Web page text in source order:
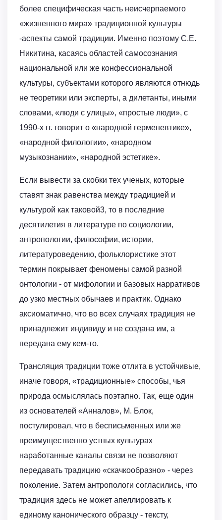
более специфическая часть неисчерпаемого
«жизненного мира» традиционной культуры
-аспекты самой традиции. Именно поэтому С.Е.
Никитина, касаясь областей самосознания
национальной или же конфессиональной
культуры, субъектами которого являются отнюдь
не теоретики или эксперты, а дилетанты, иными
словами, «люди с улицы», «простые люди», с
1990-х гг. говорит о «народной герменевтике»,
«народной филологии», «народном
музыкознании», «народной эстетике».
Если вывести за скобки тех ученых, которые
ставят знак равенства между традицией и
культурой как таковой3, то в последние
десятилетия в литературе по социологии,
антропологии, философии, истории,
литературоведению, фольклористике этот
термин покрывает феномены самой разной
онтологии - от мифологии и базовых нарративов
до узко местных обычаев и практик. Однако
аксиоматично, что во всех случаях традиция не
принадлежит индивиду и не создана им, а
передана ему кем-то.
Трансляция традиции тоже отлита в устойчивые,
иначе говоря, «традиционные» способы, чья
природа осмыслялась поэтапно. Так, еще один
из основателей «Анналов», М. Блок,
постулировал, что в бесписьменных или же
преимущественно устных культурах
наработанные каналы связи не позволяют
передавать традицию «скачкообразно» - через
поколение. Затем антропологи согласились, что
традиция здесь не может апеллировать к
единому канонического образцу - тексту,